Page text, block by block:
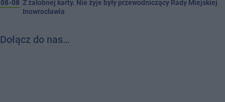
08-08 Z żałobnej karty. Nie żyje były przewodniczący Rady Miejskiej
Inowrocławia
Dołącz do nas…